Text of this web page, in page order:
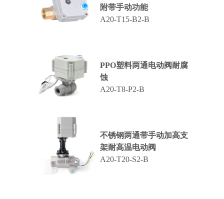
附带手动功能
A20-T15-B2-B
PPO塑料两通电动阀耐腐
蚀
A20-T8-P2-B
不锈钢两通带手动加高支
架耐高温电动阀
A20-T20-S2-B